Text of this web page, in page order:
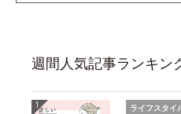
週間人気記事ランキン
ライフスタイ